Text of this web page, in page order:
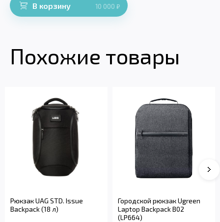
В корзину 10 000 ₽
Похожие товары
Рюкзак UAG STD. Issue
Backpack (18 л)
Городской рюкзак Ugreen
Laptop Backpack B02
(LP664)